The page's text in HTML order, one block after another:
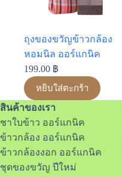
ถุงของขวัญข้าวกล้อง
หอมนิล ออร์แกนิค
199.00 ฿
หยิบใส่ตะกร้า
สินค้าของเรา
ชาใบข้าว ออร์แกนิค
ข้าวกล้อง ออร์แกนิค
ข้าวกล้องงอก ออร์แกนิค
ชุดของขวัญ ปีใหม่